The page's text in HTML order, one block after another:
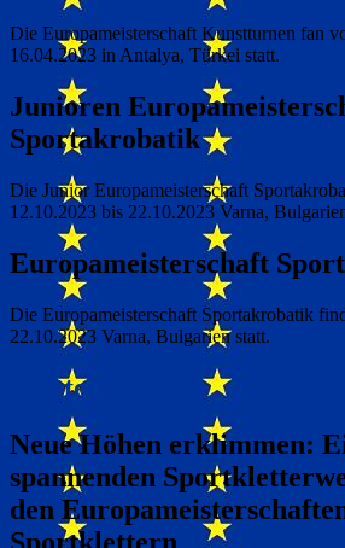
Die Europameisterschaft Kunstturnen fan
16.04.2023 in Antalya, Türkei statt.
Junioren
Sportakrobatik
Die Junior Europameisterschaft
12.10.2023 bis 22.10.2023 Varna,
Europameisterschaft
Die Europameisterschaft Sportakrobatik
22.10.2023 Varna, Bulgarien statt.
Klettern
Neue Höhen erklimmen:
spannenden
den
Sportklettern